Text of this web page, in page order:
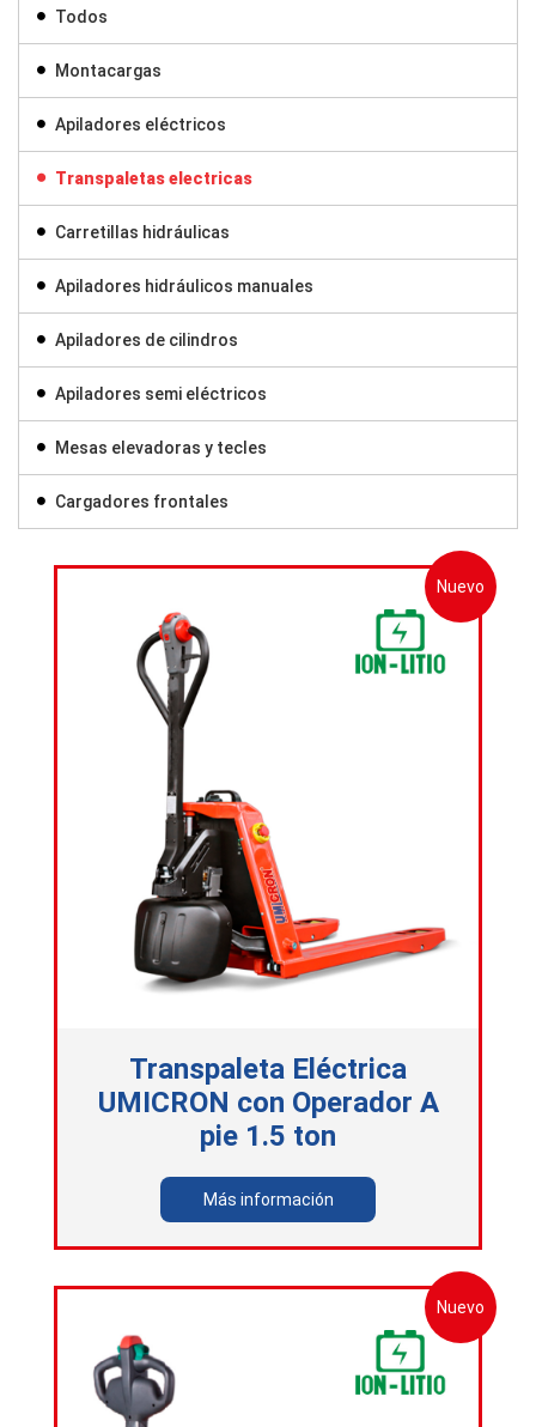
Todos
Montacargas
Apiladores eléctricos
Transpaletas electricas
Carretillas hidráulicas
Apiladores hidráulicos manuales
Apiladores de cilindros
Apiladores semi eléctricos
Mesas elevadoras y tecles
Cargadores frontales
Nuevo
Transpaleta Eléctrica
UMICRON con Operador A
pie 1.5 ton
Más información
Nuevo